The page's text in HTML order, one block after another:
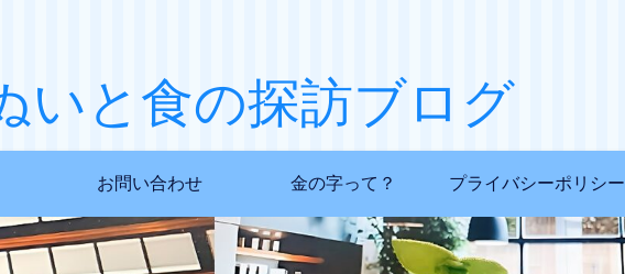
いと食の探訪ブログ
お問い合わせ 金の字って？ プライバシーポリシー